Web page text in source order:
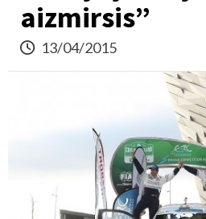
aizmirsis”
13/04/2015